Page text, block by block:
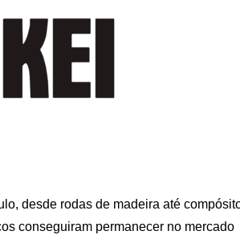
desde rodas de madeira até
conseguiram permanecer no mercado